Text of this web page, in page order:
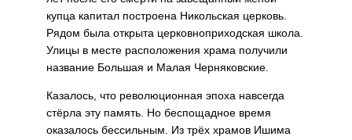
купца капитал построена Николь­ская церковь.
Рядом была открыта церковноприходская школа.
Улицы в месте расположения храма полу­чили
название Большая и Малая Черняковские.
Казалось, что революционная эпоха навсегда
стёрла эту память. Но беспощадное время
оказалось бессильным. Из трёх храмов Иши­ма